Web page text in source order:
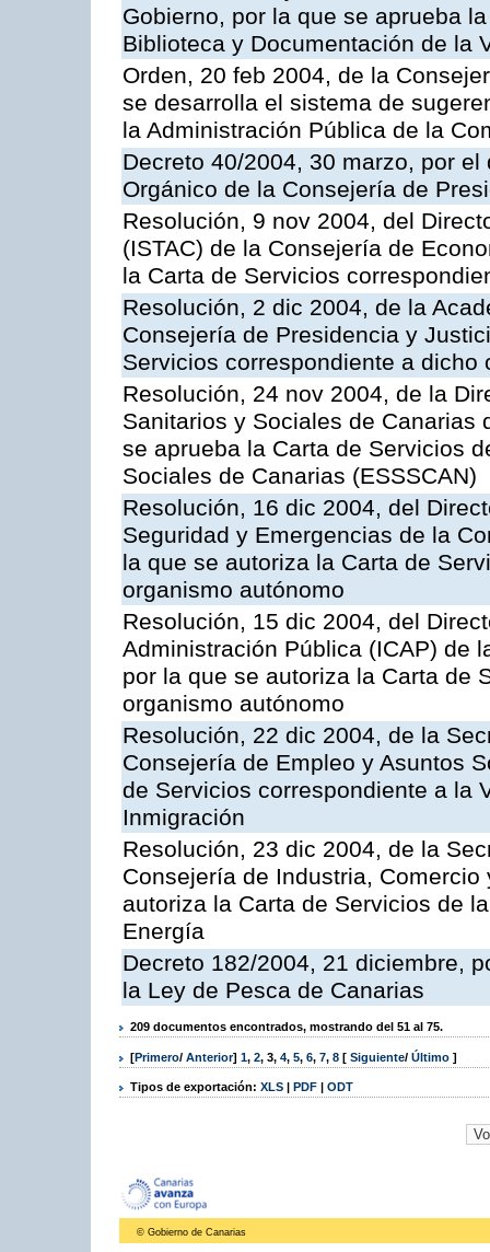
Gobierno, por la que se aprueba
Biblioteca y Documentación de la
Orden, 20 feb 2004, de la
se desarrolla el sistema de
la Administración Pública de la
Decreto 40/2004, 30 marzo, por
Orgánico de la Consejería de
Resolución, 9 nov 2004, del
(ISTAC) de la Consejería de
la Carta de Servicios
Resolución, 2 dic 2004, de la
Consejería de Presidencia y
Servicios correspondiente a dicho
Resolución, 24 nov 2004, de la
Sanitarios y Sociales de Canarias
se aprueba la Carta de Servicios
Sociales de Canarias (ESSSCAN)
Resolución, 16 dic 2004, del
Seguridad y Emergencias de la
la que se autoriza la Carta de
organismo autónomo
Resolución, 15 dic 2004, del
Administración Pública (ICAP) de
por la que se autoriza la Carta de
organismo autónomo
Resolución, 22 dic 2004, de la
Consejería de Empleo y Asuntos
de Servicios correspondiente a la
Inmigración
Resolución, 23 dic 2004, de la
Consejería de Industria,
autoriza la Carta de Servicios de
Energía
Decreto 182/2004, 21 diciembre,
la Ley de Pesca de Canarias
209 documentos encontrados, mostrando del 51 al 75.
[Primero/ Anterior] 1, 2, 3, 4, 5, 6, 7, 8 [ Siguiente/ Último ]
Tipos de exportación: XLS | PDF | ODT
© Gobierno de Canarias